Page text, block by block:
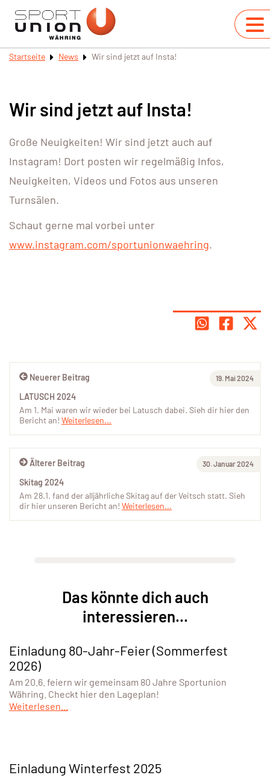
Startseite News Wir sind jetzt auf Insta!
Wir sind jetzt auf Insta!
Große Neuigkeiten! Wir sind jetzt auch auf
Instagram! Dort posten wir regelmäßig Infos,
Neuigkeiten, Videos und Fotos aus unseren
Turnsälen.
Schaut gerne mal vorbei unter
www.instagram.com/sportunionwaehring.
Älterer Beitrag 30. Januar 2024
Skitag 2024
Am 28.1. fand der alljährliche Skitag auf der Veitsch statt. Sieh
dir hier unseren Bericht an! Weiterlesen...
Neuerer Beitrag 19. Mai 2024
LATUSCH 2024
Am 1. Mai waren wir wieder bei Latusch dabei. Sieh dir hier den
Bericht an! Weiterlesen...
Das könnte dich auch
interessieren...
Einladung 80-Jahr-Feier (Sommerfest
2026)
Am 20.6. feiern wir gemeinsam 80 Jahre Sportunion
Währing. Checkt hier den Lageplan!
Weiterlesen...
Einladung Winterfest 2025